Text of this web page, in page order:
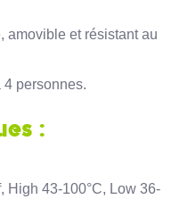
amovible et résistant au
4 personnes.
:
High 43-100°C, Low 36-